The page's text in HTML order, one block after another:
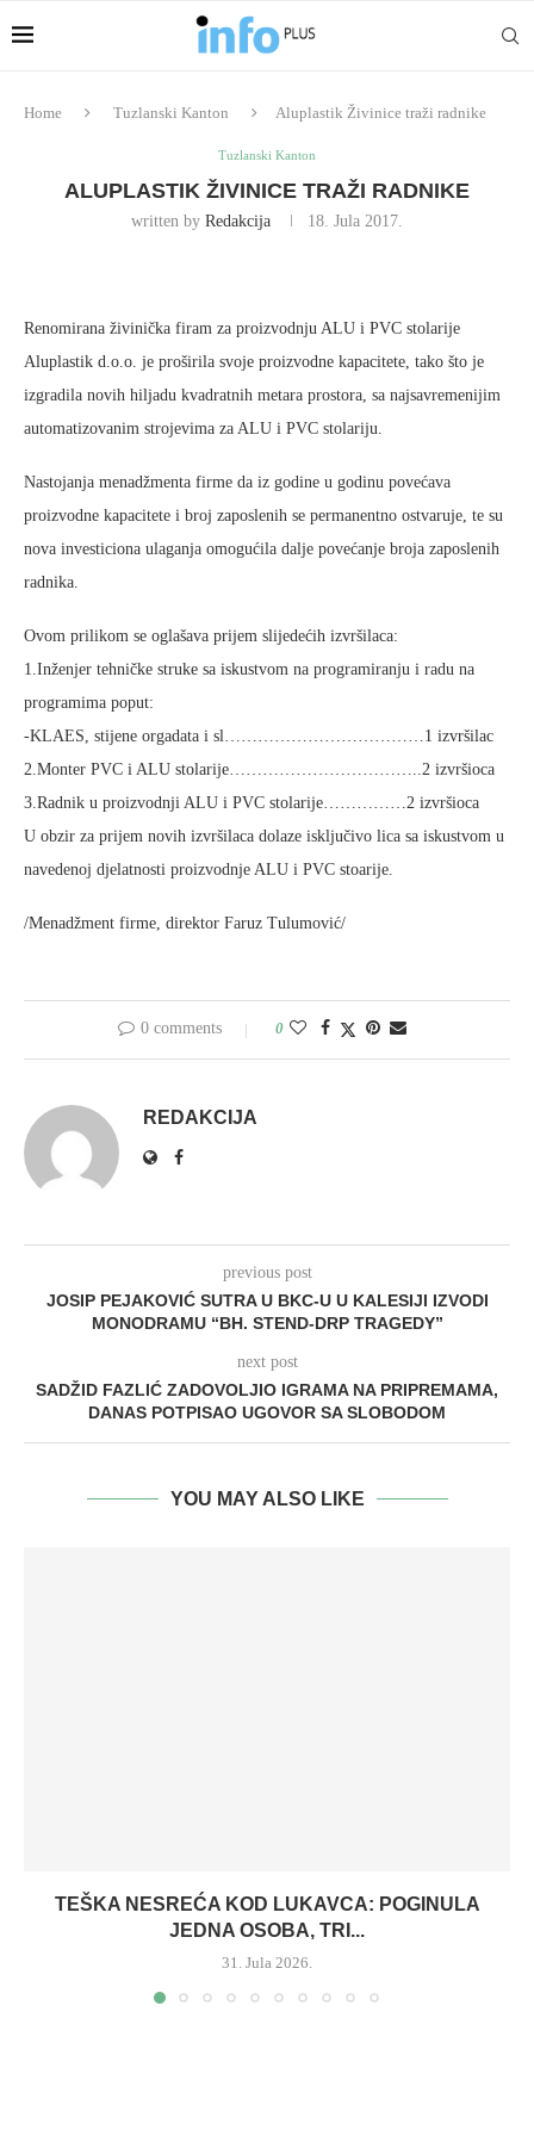
Home Tuzlanski Kanton Aluplastik Živinice traži radnike
Tuzlanski Kanton
ALUPLASTIK ŽIVINICE TRAŽI RADNIKE
written by Redakcija 18. Jula 2017.
Renomirana živinička firam za proizvodnju ALU i PVC stolarije
Aluplastik d.o.o. je proširila svoje proizvodne kapacitete, tako što je
izgradila novih hiljadu kvadratnih metara prostora, sa najsavremenijim
automatizovanim strojevima za ALU i PVC stolariju.
Nastojanja menadžmenta firme da iz godine u godinu povećava
proizvodne kapacitete i broj zaposlenih se permanentno ostvaruje, te su
nova investiciona ulaganja omogućila dalje povećanje broja zaposlenih
radnika.
Ovom prilikom se oglašava prijem slijedećih izvršilaca:
1.Inženjer tehničke struke sa iskustvom na programiranju i radu na
programima poput:
-KLAES, stijene orgadata i sl………………………………1 izvršilac
2.Monter PVC i ALU stolarije……………………………..2 izvršioca
3.Radnik u proizvodnji ALU i PVC stolarije……………2 izvršioca
U obzir za prijem novih izvršilaca dolaze isključivo lica sa iskustvom u
navedenoj djelatnosti proizvodnje ALU i PVC stoarije.
/Menadžment firme, direktor Faruz Tulumović/
0 comments 0
REDAKCIJA
previous post
JOSIP PEJAKOVIĆ SUTRA U BKC-U U KALESIJI IZVODI
MONODRAMU “BH. STEND-DRP TRAGEDY”
next post
SADŽID FAZLIĆ ZADOVOLJIO IGRAMA NA PRIPREMAMA,
DANAS POTPISAO UGOVOR SA SLOBODOM
YOU MAY ALSO LIKE
TEŠKA NESREĆA KOD LUKAVCA: POGINULA
JEDNA OSOBA, TRI...
31. Jula 2026.